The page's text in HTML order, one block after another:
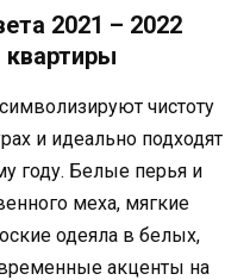
2021 – 2022
чистоту
и идеально подходят
году. Белые перья и
меха, мягкие
одеяла в белых,
акценты на